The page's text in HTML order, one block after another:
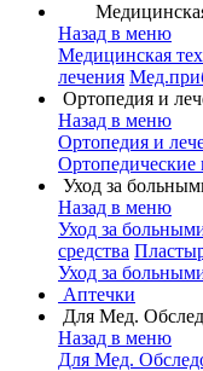
Назад в меню
Медицинская
лечения
Ортопедия и
Назад в меню
Ортопедия и
Ортопедические
Уход за
Назад в меню
Уход за
средства
Уход за
Аптечки
Для Мед.
Назад в меню
Для Мед.